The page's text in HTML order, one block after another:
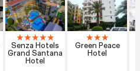
★★★★★
Senza Hotels
Grand Santana
Hotel
★★★
Green Peace
Hotel